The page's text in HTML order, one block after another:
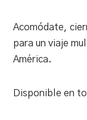
Acomódate,
para un viaje
América.
Disponible en